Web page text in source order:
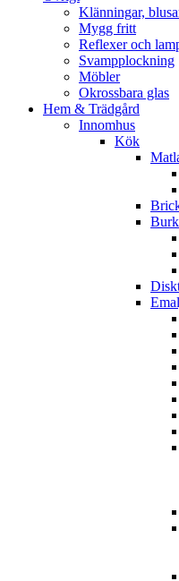
Klänningar,
Mygg fritt
Reflexer och
Svampplockning
Möbler
Okrossbara glas
Hem & Trädgård
Innomhus
Kök